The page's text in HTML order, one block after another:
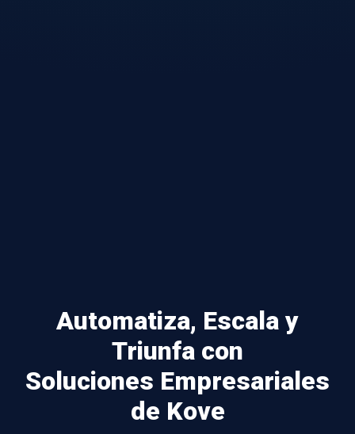
Automatiza, Escala y
Triunfa con
Soluciones Empresariales
de Kove